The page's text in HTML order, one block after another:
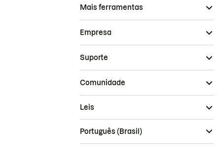
Mais ferramentas
Empresa
Suporte
Comunidade
Leis
Português (Brasil)